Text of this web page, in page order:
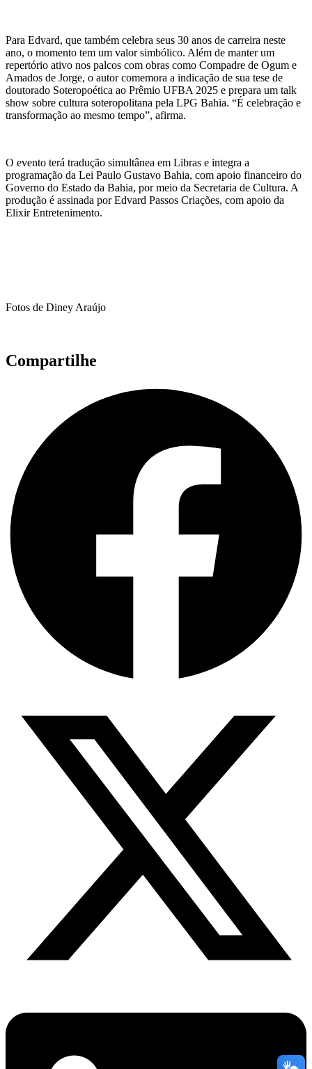
Para Edvard, que também celebra seus 30 anos de carreira neste
ano, o momento tem um valor simbólico. Além de manter um
repertório ativo nos palcos com obras como Compadre de Ogum e
Amados de Jorge, o autor comemora a indicação de sua tese de
doutorado Soteropoética ao Prêmio UFBA 2025 e prepara um talk
show sobre cultura soteropolitana pela LPG Bahia. “É celebração e
transformação ao mesmo tempo”, afirma.
O evento terá tradução simultânea em Libras e integra a
programação da Lei Paulo Gustavo Bahia, com apoio financeiro do
Governo do Estado da Bahia, por meio da Secretaria de Cultura. A
produção é assinada por Edvard Passos Criações, com apoio da
Elixir Entretenimento.
Fotos de Diney Araújo
Compartilhe